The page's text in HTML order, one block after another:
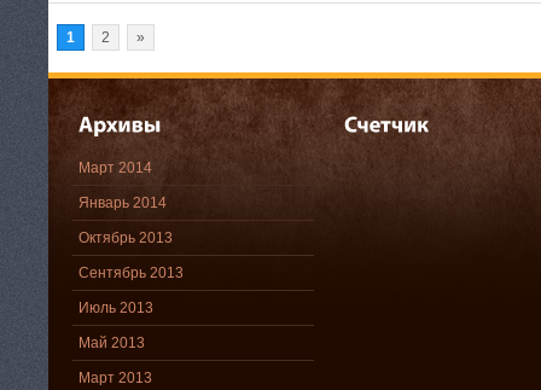
1 2 »
Март 2014
Январь 2014
Октябрь 2013
Сентябрь 2013
Июль 2013
Май 2013
Март 2013